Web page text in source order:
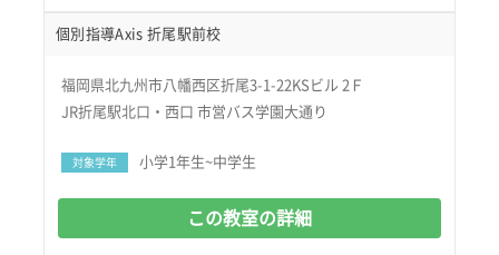
個別指導Axis 折尾駅前校
福岡県北九州市八幡西区折尾3-1-22KSビル 2Ｆ
JR折尾駅北口・西口 市営バス学園大通り
対象学年 小学1年生~中学生
この教室の詳細